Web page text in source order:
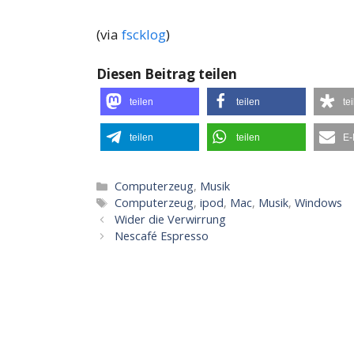
(via fscklog)
Diesen Beitrag teilen
teilen teilen
teilen teilen
Kategorien
Computerzeug, Musik
Schlagwörter
Computerzeug,ipod, Mac, Musik,Windows
Wider die Verwirrung
Nescafé Espresso